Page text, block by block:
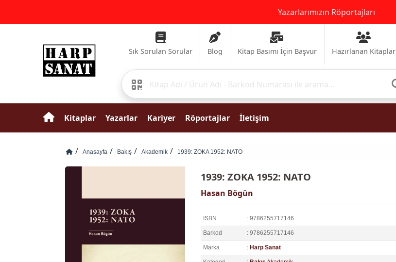
Yazarlarımızın Röportajları
Sık Sorulan Sorular Blog Kitap Basımı İçin Başvur Hazırlanan Kitaplar
Kitaplar Yazarlar Kariyer Röportajlar İletişim
Anasayfa Bakış Akademik 1939: ZOKA 1952: NATO
1939: ZOKA 1952: NATO
Hasan Bögün
ISBN : 9786255717146
Barkod : 9786255717146
Marka : Harp Sanat